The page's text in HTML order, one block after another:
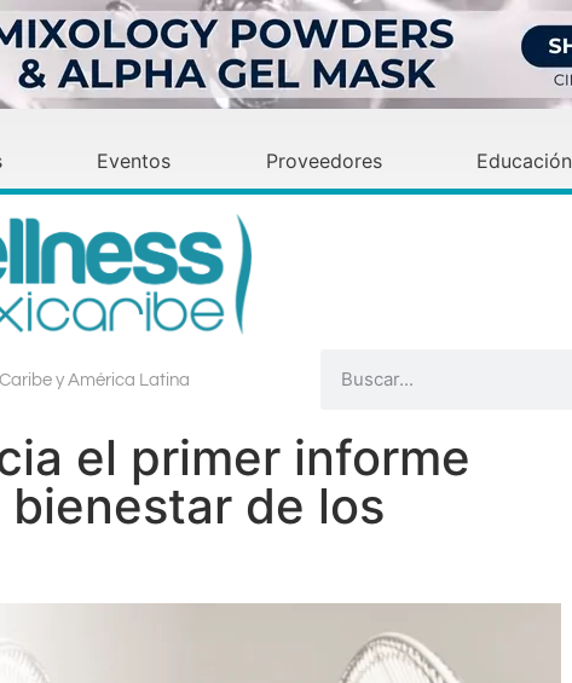
Eventos Proveedores Educación
y América Latina
el primer informe
de los